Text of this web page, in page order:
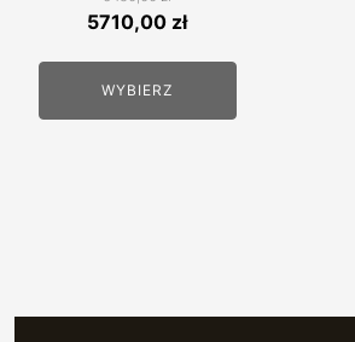
Pierwotna
wynosiła:
5710,00 złAktualna
5710,00 zł.
WYBIERZ
stronie